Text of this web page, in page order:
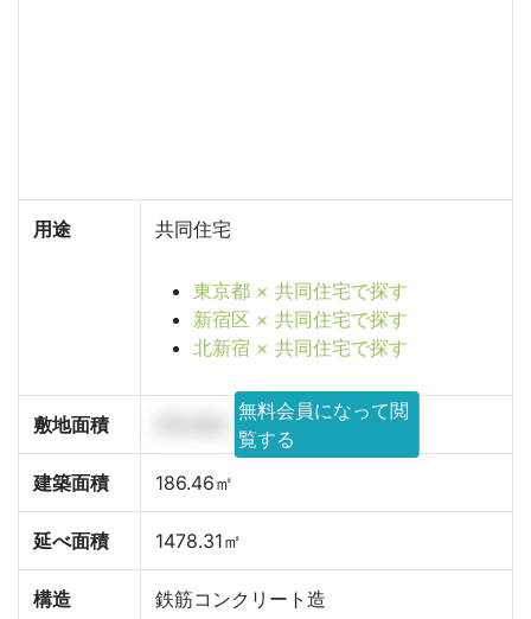
用途 共同住宅
東京都 × 共同住宅で探す
新宿区 × 共同住宅で探す
北新宿 × 共同住宅で探す
敷地面積
無料会員になって閲
覧する
建築面積
186.46㎡
延べ面積 1478.31㎡
構造
鉄筋コンクリート造